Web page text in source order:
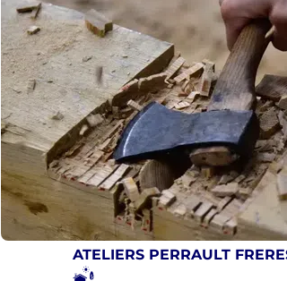
ATELIERS PERRAULT